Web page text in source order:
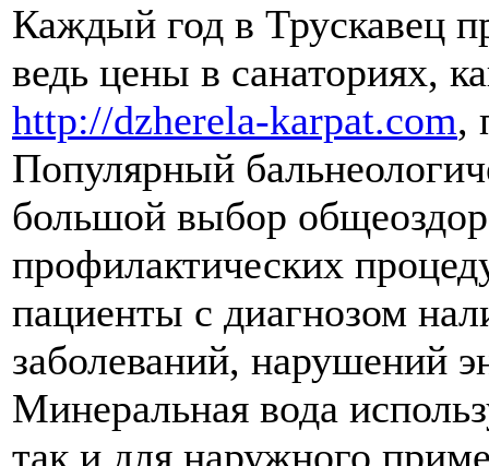
Каждый год в Трускавец
ведь цены в санаториях,
http://dzherela-karpat.com,
Популярный
большой выбор
профилактических
пациенты с диагнозом
заболеваний, нарушений
Минеральная вода
так и для наружного